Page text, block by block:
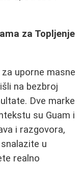
za Topljenje
uporne masne
na bezbroj
Dve marke
su Guam i
i razgovora,
u
realno